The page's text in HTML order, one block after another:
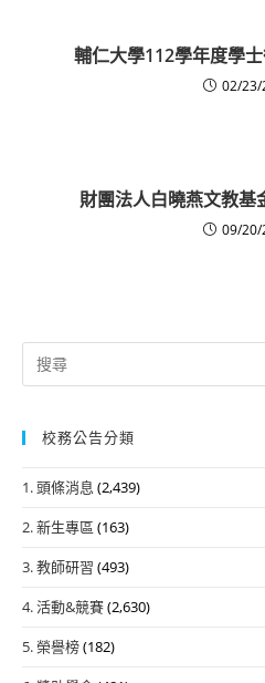
輔仁大學112學年度學
02/23/
財團法人白曉燕文教基
09/20/
Search
for:
校務公告分類
1. 頭條消息 (2,439)
2. 新生專區 (163)
3. 教師研習 (493)
4. 活動&競賽(2,630)
5. 榮譽榜(182)